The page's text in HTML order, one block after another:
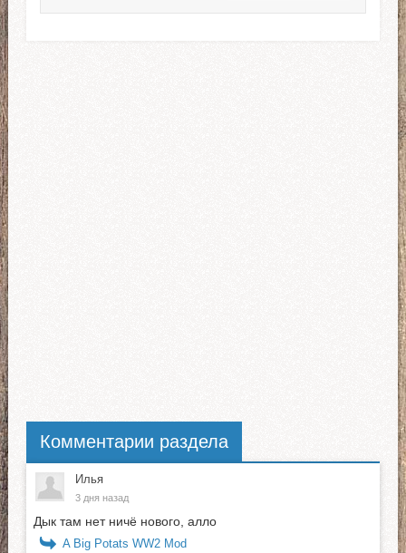
Комментарии раздела
Илья
3 дня назад
Дык там нет ничё нового, алло
A Big Potats WW2 Mod